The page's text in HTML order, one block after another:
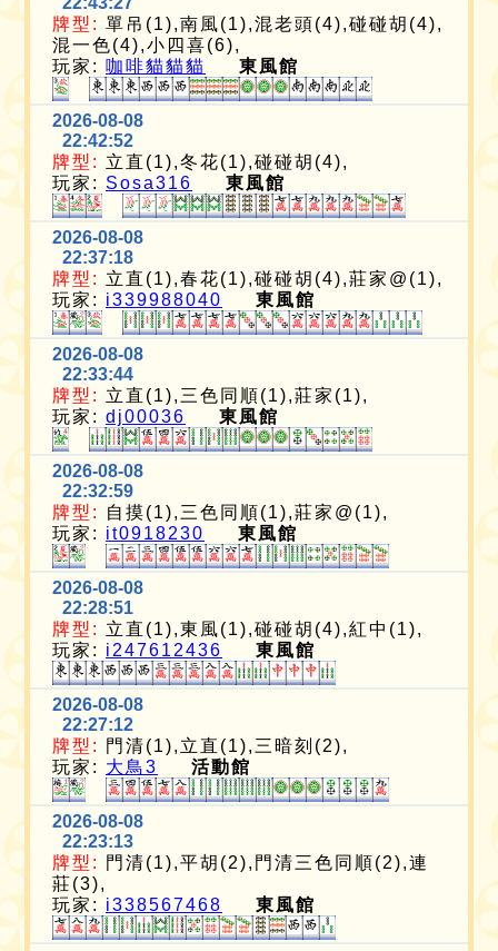
牌型: 單吊(1),南風(1),混老頭(4),碰碰胡(4),
混一色(4),小四喜(6),
玩家: 咖啡貓貓貓 東風館
2026-08-08
22:42:52
牌型: 立直(1),冬花(1),碰碰胡(4),
玩家: Sosa316 東風館
2026-08-08
22:37:18
牌型: 立直(1),春花(1),碰碰胡(4),莊家@(1),
玩家: i339988040 東風館
2026-08-08
22:33:44
牌型: 立直(1),三色同順(1),莊家(1),
玩家:dj00036 東風館
2026-08-08
22:32:59
牌型:
自摸(1),三色同順(1),莊家@(1),
玩家: it0918230 東風館
2026-08-08
22:28:51
牌型: 立直(1),東風(1),碰碰胡(4),紅中(1),
玩家: i247612436 東風館
2026-08-08
22:27:12
牌型:
門清(1),立直(1),三暗刻(2),
玩家: 大鳥3 活動館
2026-08-08
22:23:13
牌型:
門清(1),平胡(2),門清三色同順(2),連
莊(3),
玩家: i338567468 東風館